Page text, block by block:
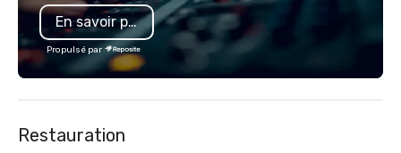
En savoir plus
Propulsé par
Restauration